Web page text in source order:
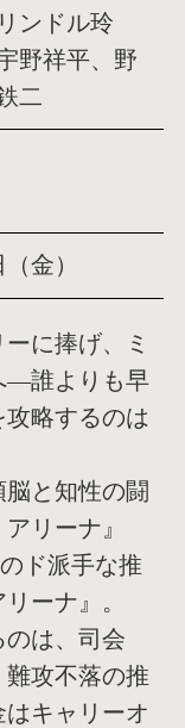
ンドル玲
野祥平、野
二
金）
に捧げ、ミ
―誰よりも早
攻略するのは
と知性の闘
リーナ』
ド派手な推
ーナ』。
は、司会
攻不落の推
キャリーオ